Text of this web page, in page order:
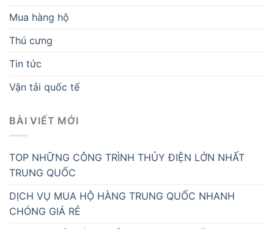
Mua hàng hộ
Thú cưng
Tin tức
Vận tải quốc tế
BÀI VIẾT MỚI
TOP NHỮNG CÔNG TRÌNH THỦY ĐIỆN LỚN NHẤT
TRUNG QUỐC
DỊCH VỤ MUA HỘ HÀNG TRUNG QUỐC NHANH
CHÓNG GIÁ RẺ